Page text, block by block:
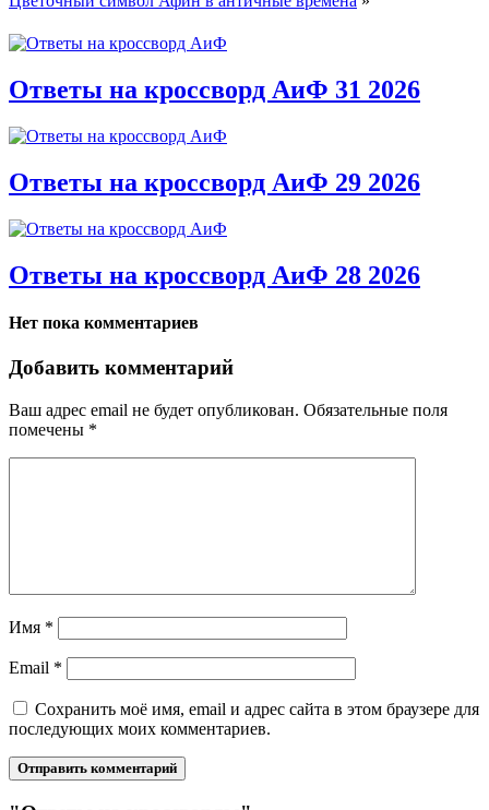
Ответы на кроссворд АиФ 31 2026
Ответы на кроссворд АиФ 29 2026
Ответы на кроссворд АиФ 28 2026
Нет пока комментариев
Добавить комментарий
Ваш адрес email не будет опубликован. Обязательные поля
помечены *
Имя *
Email *
Сохранить моё имя, email и адрес сайта в этом браузере для
последующих моих комментариев.